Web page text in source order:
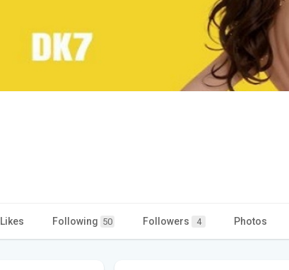
Likes Following 50 Followers 4 Photos